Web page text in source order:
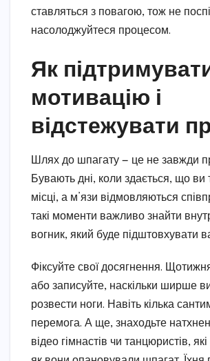
ставляться з повагою, тож не
насолоджуйтеся процесом.
Як
мотивацію і
відстежувати
Шлях до шпагату — це не завжди
Бувають дні, коли здається, що ви
місці, а м’язи відмовляються
такі моменти важливо знайти
вогник, який буде підштовхувати
Фіксуйте свої досягнення.
або записуйте, наскільки ширше
розвести ноги. Навіть кілька
перемога. А ще, знаходьте
відео гімнастів чи танцюристів,